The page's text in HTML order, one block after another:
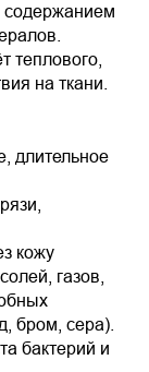
содержанием
теплового,
на ткани.
длительное
кожу
газов,
бром, сера).
бактерий и